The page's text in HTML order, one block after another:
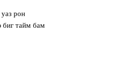
рон
биг тайм бам